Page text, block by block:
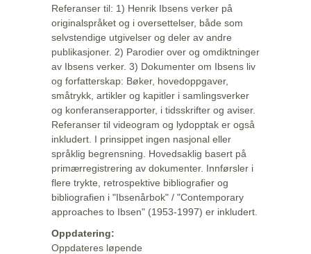
Referanser til: 1) Henrik Ibsens verker på
originalspråket og i oversettelser, både som
selvstendige utgivelser og deler av andre
publikasjoner. 2) Parodier over og omdiktninger
av Ibsens verker. 3) Dokumenter om Ibsens liv
og forfatterskap: Bøker, hovedoppgaver,
småtrykk, artikler og kapitler i samlingsverker
og konferanserapporter, i tidsskrifter og aviser.
Referanser til videogram og lydopptak er også
inkludert. I prinsippet ingen nasjonal eller
språklig begrensning. Hovedsaklig basert på
primærregistrering av dokumenter. Innførsler i
flere trykte, retrospektive bibliografier og
bibliografien i "Ibsenårbok" / "Contemporary
approaches to Ibsen" (1953-1997) er inkludert.
Oppdatering:
Oppdateres løpende